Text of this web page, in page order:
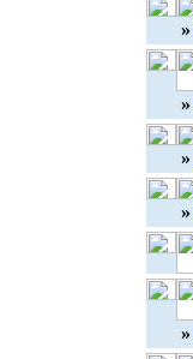
»
»
»
»
»